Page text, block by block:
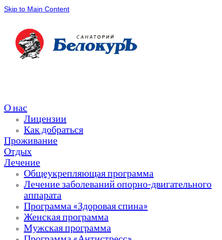
Skip to Main Content
О нас
Лицензии
Как добраться
Проживание
Отдых
Лечение
Общеукрепляющая программа
Лечение заболеваний опорно-двигательного
аппарата
Программа «Здоровая спина»
Женская программа
Мужская программа